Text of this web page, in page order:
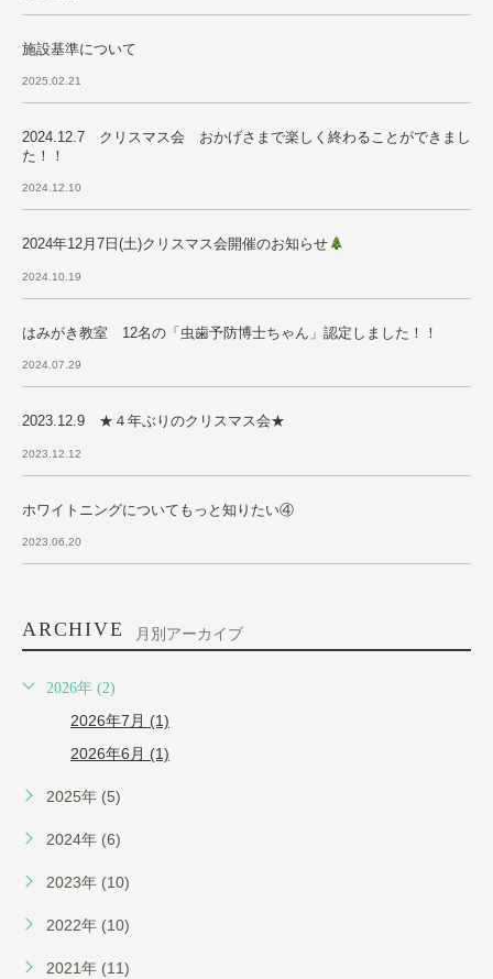
施設基準について
2025.02.21
2024.12.7 クリスマス会 おかげさまで楽しく終わることができまし
た！！
2024.12.10
2024年12月7日(土)クリスマス会開催のお知らせ
2024.10.19
はみがき教室 12名の「虫歯予防博士ちゃん」認定しました！！
2024.07.29
2023.12.9 ★４年ぶりのクリスマス会★
2023.12.12
ホワイトニングについてもっと知りたい④
2023.06.20
ARCHIVE 月別アーカイブ
2026年 (2)
2026年7月 (1)
2026年6月 (1)
2025年 (5)
2024年 (6)
2023年 (10)
2022年 (10)
2021年 (11)